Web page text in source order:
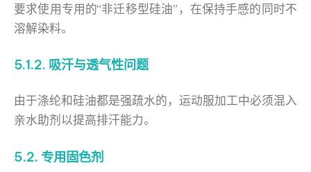
要求使用专用的“非迁移型硅油”，在保持手感的同时不
溶解染料。
5.1.2. 吸汗与透气性问题
由于涤纶和硅油都是强疏水的，运动服加工中必须混入
亲水助剂以提高排汗能力。
5.2. 专用固色剂